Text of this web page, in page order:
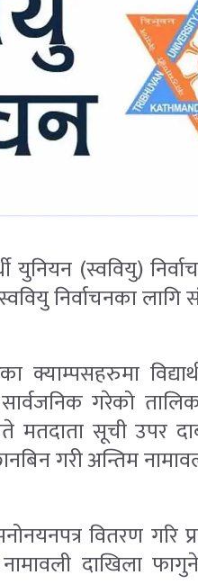
युनियन (स्ववियु)
निर्वाचनका लागि
गरेको
मतदाता सूची उपर
गरी अन्तिम
वितरण गरि
दाखिला